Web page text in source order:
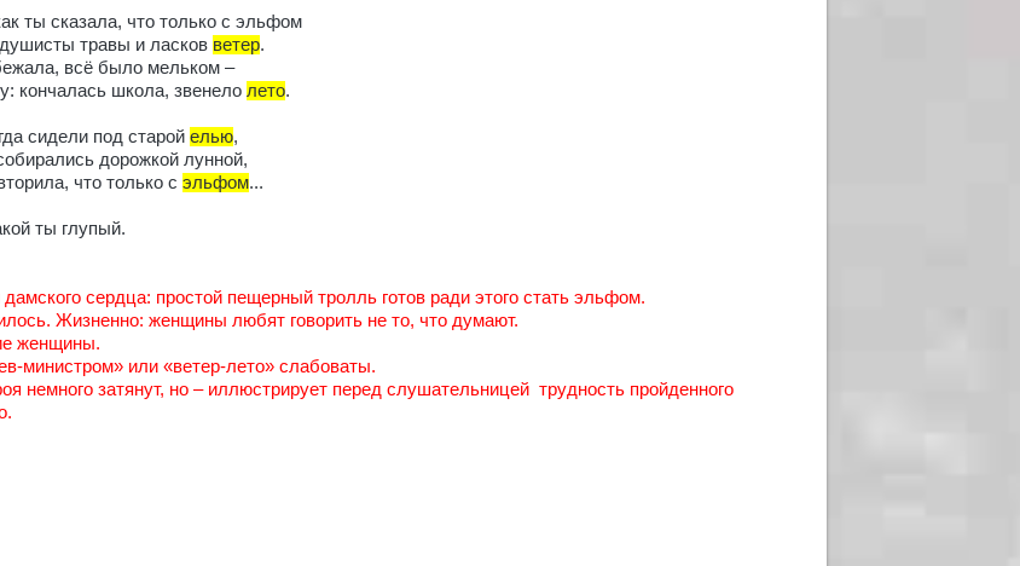
ты сказала, что только с эльфом
травы и ласков ветер.
всё было мельком –
кончалась школа, звенело лето.
сидели под старой елью,
дорожкой лунной,
что только с эльфом...
ты глупый.
сердца: простой пещерный тролль готов ради этого стать эльфом.
Жизненно: женщины любят говорить не то, что думают.
женщины.
министром» или «ветер-лето» слабоваты.
немного затянут, но – иллюстрирует перед слушательницей трудность пройденного